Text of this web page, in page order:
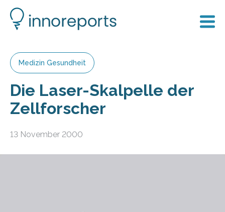
Medizin Gesundheit
Die Laser-Skalpelle der
Zellforscher
13 November 2000